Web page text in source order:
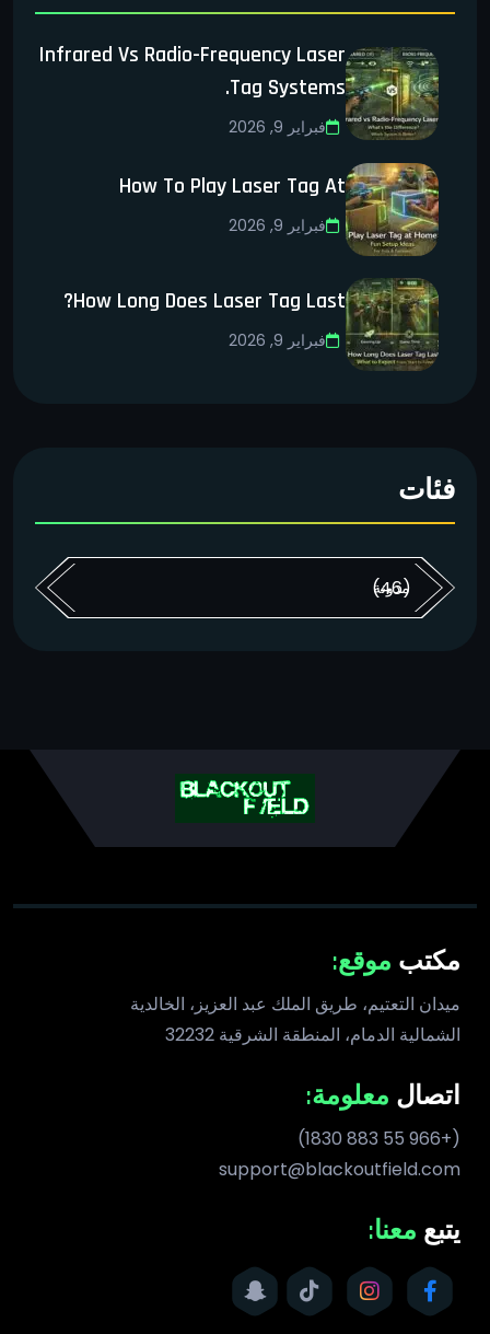
Infrared Vs Radio-Frequency Laser
Tag Systems.
فبراير 9, 2026
How To Play Laser Tag At
فبراير 9, 2026
How Long Does Laser Tag Last?
فبراير 9, 2026
فئات
مدونة
(46)
مكتب موقع:
ميدان التعتيم، طريق الملك عبد العزيز، الخالدية
الشمالية الدمام، المنطقة الشرقية 32232
اتصال معلومة:
(+966 55 883 1830)
support@blackoutfield.com
يتبع معنا: